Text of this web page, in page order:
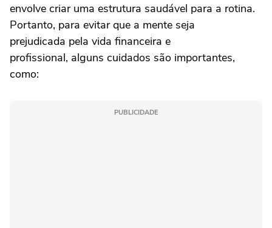
envolve criar uma estrutura saudável para a rotina.
Portanto, para evitar que a mente seja
prejudicada pela vida financeira e
profissional, alguns cuidados são importantes,
como:
PUBLICIDADE